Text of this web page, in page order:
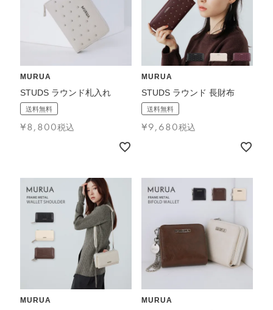
MURUA
STUDS ラウンド札入れ
送料無料
¥8,800税込
MURUA
STUDS ラウンド 長財布
送料無料
¥9,680税込
MURUA MURUA